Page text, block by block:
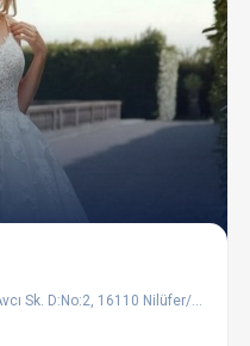
D:No:2, 16110 Nilüfer/Bursa, Türkiye